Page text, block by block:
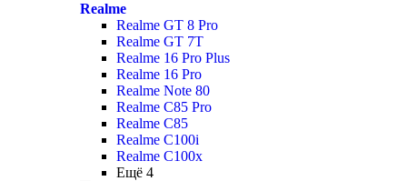
Realme
Realme GT 8 Pro
Realme GT 7T
Realme 16 Pro Plus
Realme 16 Pro
Realme Note 80
Realme C85 Pro
Realme C85
Realme C100i
Realme C100x
Ещё 4